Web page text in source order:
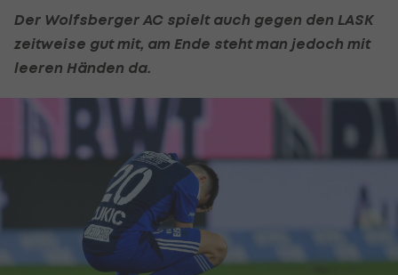
Der Wolfsberger AC spielt auch gegen den LASK
zeitweise gut mit, am Ende steht man jedoch mit
leeren Händen da.